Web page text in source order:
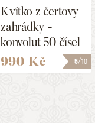
5/10
Kvítko z čertovy
zahrádky -
konvolut 50 čísel
990 Kč